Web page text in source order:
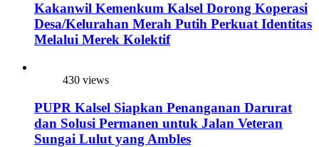
Kakanwil Kemenkum Kalsel Dorong Koperasi
Desa/Kelurahan Merah Putih Perkuat Identitas
Melalui Merek Kolektif
430 views
PUPR Kalsel Siapkan Penanganan Darurat
dan Solusi Permanen untuk Jalan Veteran
Sungai Lulut yang Ambles